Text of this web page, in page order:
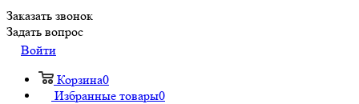
Заказать звонок
Задать вопрос
Войти
Корзина0
Избранные товары0